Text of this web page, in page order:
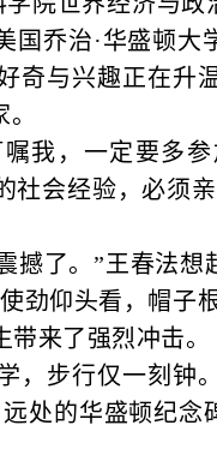
国乔治·华盛顿
奇与兴趣正在升
我，一定要多
社会经验，必须
撼了。”王春法
仰头看，帽子
来了强烈冲击。
，步行仅一刻钟
处的华盛顿纪